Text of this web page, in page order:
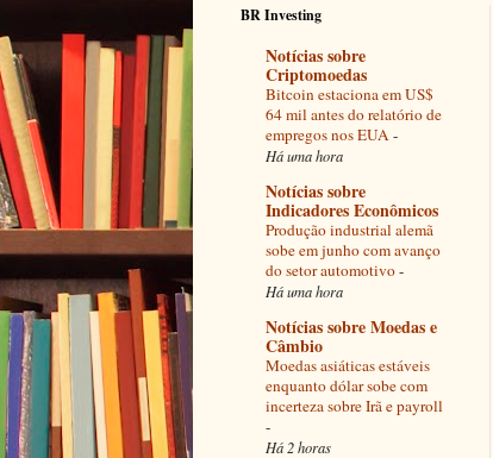
BR Investing
Notícias sobre
Criptomoedas
Bitcoin estaciona em US$
64 mil antes do relatório de
empregos nos EUA-
Há uma hora
Notícias sobre
Indicadores Econômicos
Produção industrial alemã
sobe em junho com avanço
do setor automotivo-
Há uma hora
Notícias sobre Moedas e
Câmbio
Moedas asiáticas estáveis
enquanto dólar sobe com
incerteza sobre Irã e payroll
-
Há 2 horas